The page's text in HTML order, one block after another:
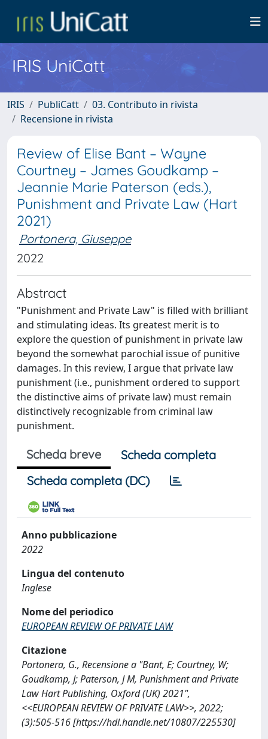
IRIS UniCatt
IRIS PubliCatt
03. Contributo in rivista
Recensione in rivista
Review of Elise Bant – Wayne
Courtney – James Goudkamp –
Jeannie Marie Paterson (eds.),
Punishment and Private Law (Hart
2021)
Portonera, Giuseppe
2022
Abstract
"Punishment and Private Law" is filled with brilliant
and stimulating ideas. Its greatest merit is to
explore the question of punishment in private law
beyond the somewhat parochial issue of punitive
damages. In this review, I argue that private law
punishment (i.e., punishment ordered to support
the distinctive aims of private law) must remain
distinctively recognizable from criminal law
punishment.
Scheda breve
Scheda completa
Scheda completa (DC)
Anno pubblicazione
2022
Lingua del contenuto
Inglese
Nome del periodico
EUROPEAN REVIEW OF PRIVATE LAW
Citazione
Portonera, G., Recensione a "Bant, E; Courtney, W;
Goudkamp, J; Paterson, J M, Punishment and Private
Law Hart Publishing, Oxford (UK) 2021",
<<EUROPEAN REVIEW OF PRIVATE LAW>>, 2022;
(3):505-516 [https://hdl.handle.net/10807/225530]